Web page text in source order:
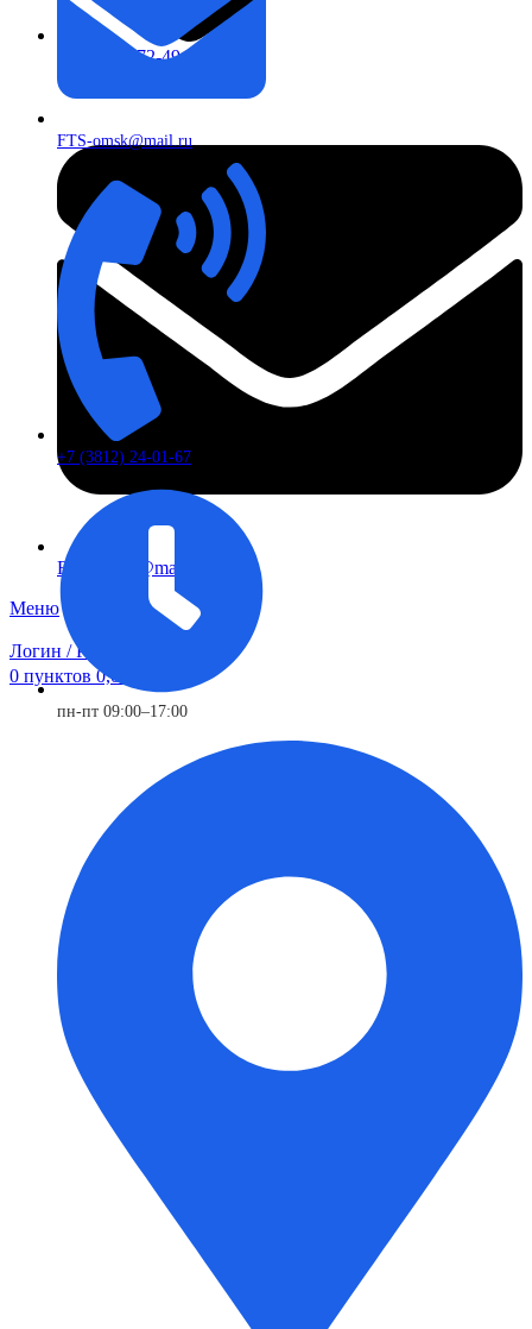
+7 (913) 672-49-54
FTS-omsk@mail.ru
Меню
Логин / Регистрация
0 пунктов 0,00
FTS-omsk@mail.ru
+7 (3812) 24-01-67
пн-пт 09:00–17:00